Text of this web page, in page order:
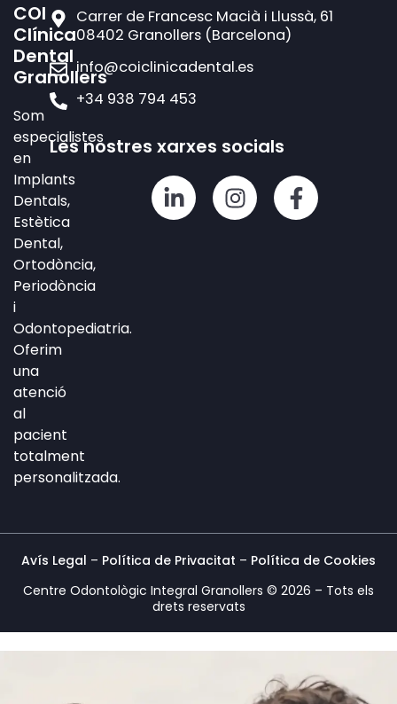
COI
Clínica
Dental
Granollers
Som
especialistes
en
Implants
Dentals,
Estètica
Dental,
Ortodòncia,
Periodòncia
i
Odontopediatria.
Oferim
una
atenció
al
pacient
totalment
personalitzada.
Carrer de Francesc Macià i Llussà, 61
08402 Granollers (Barcelona)
info@coiclinicadental.es
+34 938 794 453
Les nostres xarxes socials
L
i
n
I
n
s
F
a
c
Avís Legal – Política de Privacitat – Política de Cookies
Centre Odontològic Integral Granollers © 2026 – Tots els
drets reservats